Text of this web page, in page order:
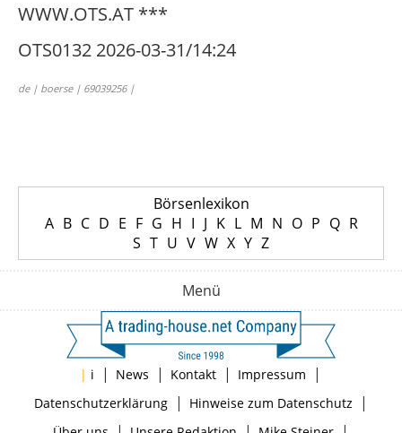
WWW.OTS.AT ***
OTS0132 2026-03-31/14:24
de | boerse | 69039256 |
Börsenlexikon
A B C D E F G H I J K L M N O P Q R
S T U V W X Y Z
Menü
| i | News | Kontakt | Impressum |
Datenschutzerklärung| Hinweise zum Datenschutz |